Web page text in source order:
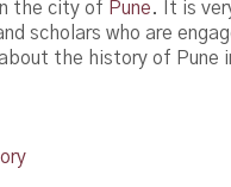
the city of Pune. It is
scholars who are
the history of